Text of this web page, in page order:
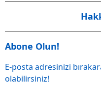
Abone Olun!
E-posta adresinizi
olabilirsiniz!